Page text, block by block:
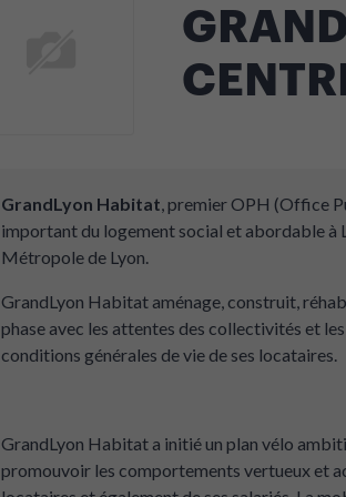
GrandLyon Habitat, premier OPH (Office
important du logement social et abordable à
Métropole de Lyon.
GrandLyon Habitat aménage, construit,
phase avec les attentes des collectivités et
conditions générales de vie de ses locataires.
GrandLyon Habitat a initié un plan vélo
promouvoir les comportements vertueux et